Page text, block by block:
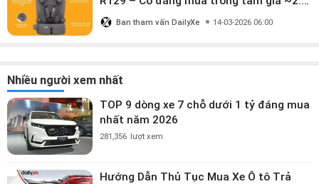
triệu?
Ban tham vấn DailyXe 14-03-2026 06:00
Nhiều người xem nhất
TOP 9 dòng xe 7 chỗ dưới 1 tỷ đáng mua
nhất năm 2026
281,356 lượt xem
Hướng Dẫn Thủ Tục Mua Xe Ô tô Trả